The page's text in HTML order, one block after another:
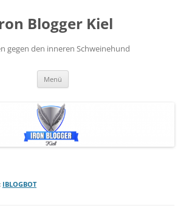
Blogger Kiel
gegen den inneren Schweinehund
Menü
IBLOGBOT